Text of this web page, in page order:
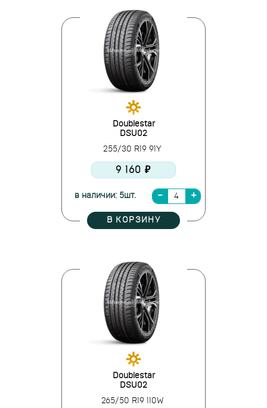
Doublestar
DSU02
255/30 R19 91Y
9 160 ₽
в наличии: 5шт.
В КОРЗИНУ
Doublestar
DSU02
265/50 R19 110W